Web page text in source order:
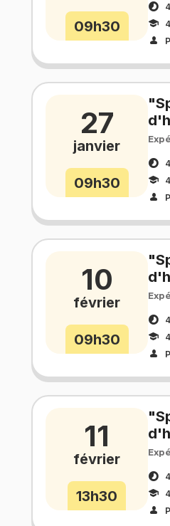
09h30
4
27
janvier
09h30
4
10
février
09h30
4
11
février
13h30
4